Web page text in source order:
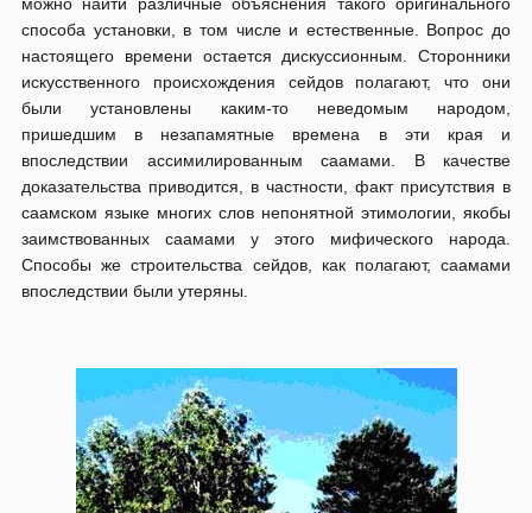
способа установки, в том числе и естественные. Вопрос до
настоящего времени остается дискуссионным. Сторонники
искусственного происхождения сейдов полагают, что они
были установлены каким-то неведомым народом,
пришедшим в незапамятные времена в эти края и
впоследствии ассимилированным саамами. В качестве
доказательства приводится, в частности, факт присутствия в
саамском языке многих слов непонятной этимологии, якобы
заимствованных саамами у этого мифического народа.
Способы же строительства сейдов, как полагают, саамами
впоследствии были утеряны.